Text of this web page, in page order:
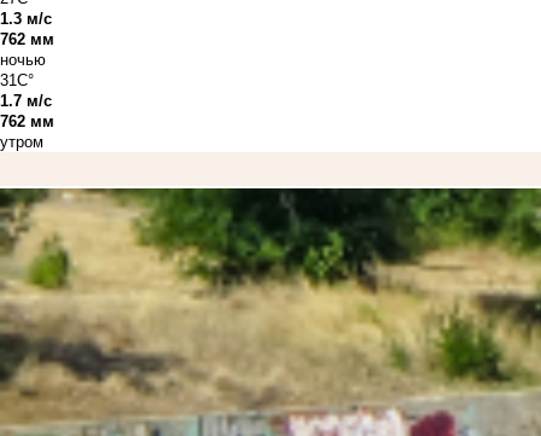
1.3 м/с
762 мм
ночью
31C°
1.7 м/с
762 мм
утром